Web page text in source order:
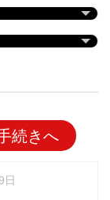
続きへ
日